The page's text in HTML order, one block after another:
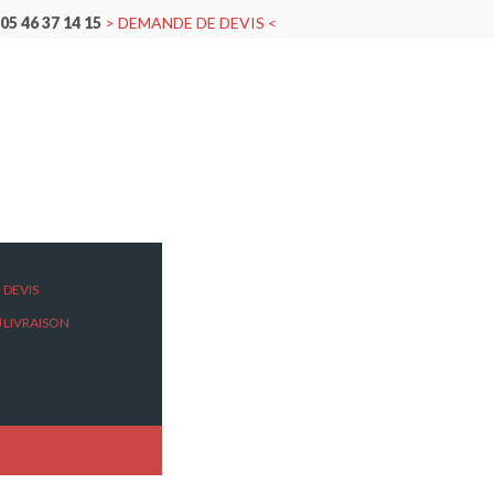
05 46 37 14 15 > DEMANDE DE DEVIS <
DEVIS
LIVRAISON